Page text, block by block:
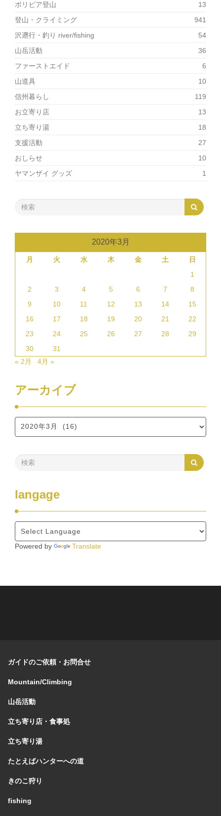
ボリビア登山
13
登山・クライミング
941
沢遡行・釣り river/fishing
54
山岳活動
36
ファーストエイド
6
山道具
10
信州暮らし
119
お立寄り店
13
立ち寄り湯
18
支援活動
27
おしらせ
10
ヤマンザイ グッズ
1
2020年3月
月 火 水 木 金 土
日
1
2
3 4 5 6 7
8
9
10 11 12 13 14
15
16
17 18 19 20 21
22
23
24 25 26 27 28
29
30
31
« 2月
4月 »
アーカイブ
langage
Powered by Translate
ガイドのご依頼・お問合せ
Mountain/Climbing
山岳活動
立ち寄り店・食事処
立ち寄り湯
たとえばハンターへの道
きのこ狩り
fishing